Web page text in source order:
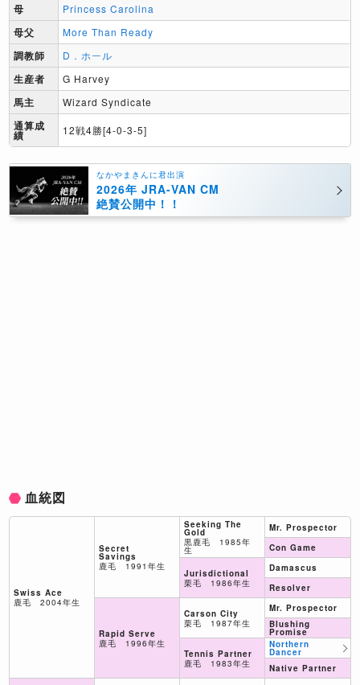
母 Princess Carolina
母父 More Than Ready
調教師 D．ホール
生産者 G Harvey
馬主 Wizard Syndicate
通算成
績 12戦4勝[4-0-3-5]
なかやまきんに君出演
2026年 JRA-VAN CM
絶賛公開中！！
血統図
Swiss Ace
鹿毛 2004年生
Secret
Savings
鹿毛 1991年生
Rapid Serve
鹿毛 1996年生
Seeking The
Gold
黒鹿毛 1985年
生
Jurisdictional
栗毛 1986年生
Carson City
栗毛 1987年生
Tennis Partner
鹿毛 1983年生
Mr. Prospector
Con Game
Damascus
Resolver
Mr. Prospector
Blushing
Promise
Northern
Dancer
Native Partner